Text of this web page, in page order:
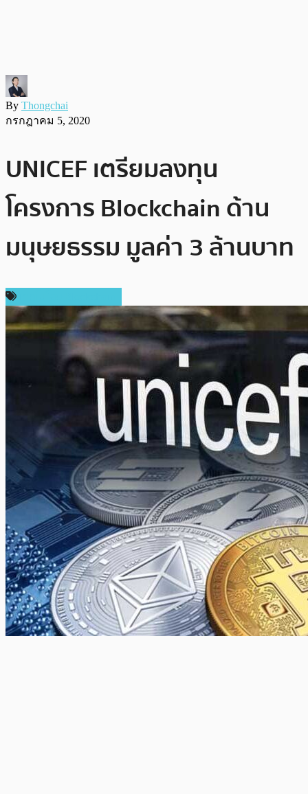
By Thongchai
กรกฎาคม 5, 2020
UNICEF เตรียมลงทุน
โครงการ Blockchain ด้าน
มนุษยธรรม มูลค่า 3 ล้านบาท